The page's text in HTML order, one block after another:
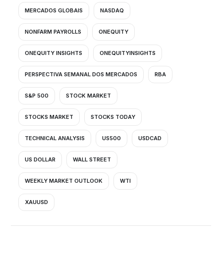
MERCADOS GLOBAIS NASDAQ
NONFARM PAYROLLS ONEQUITY
ONEQUITY INSIGHTS ONEQUITYINSIGHTS
PERSPECTIVA SEMANAL DOS MERCADOS RBA
S&P 500 STOCK MARKET
STOCKS MARKET STOCKS TODAY
TECHNICAL ANALYSIS US500 USDCAD
US DOLLAR WALL STREET
WEEKLY MARKET OUTLOOK WTI
XAUUSD